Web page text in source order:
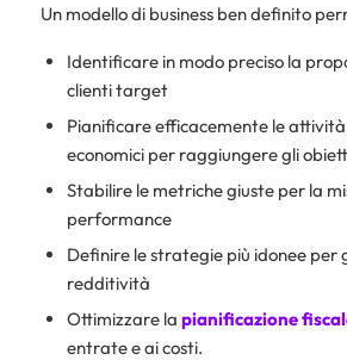
Un modello di business ben definito
Identificare in modo preciso la
clienti target
Pianificare efficacemente le
economici per raggiungere gli
Stabilire le metriche giuste per la
performance
Definire le strategie più idonee per
redditività
Ottimizzare la pianificazione
entrate e ai costi.